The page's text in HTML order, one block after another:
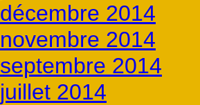
décembre 2014
novembre 2014
septembre 2014
juillet 2014